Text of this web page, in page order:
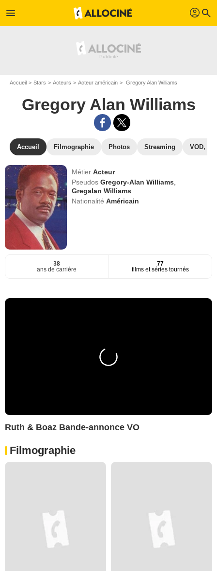
menu profil search
Accueil Stars Acteurs Acteur américain Gregory Alan Williams
Gregory Alan Williams
Accueil Filmographie Photos Streaming VOD,
MétierActeur
PseudosGregory-Alan Williams
Gregalan Williams
NationalitéAméricain
38
ans de carrière
77
films et séries tournés
Ruth & Boaz Bande-annonce VO
Filmographie